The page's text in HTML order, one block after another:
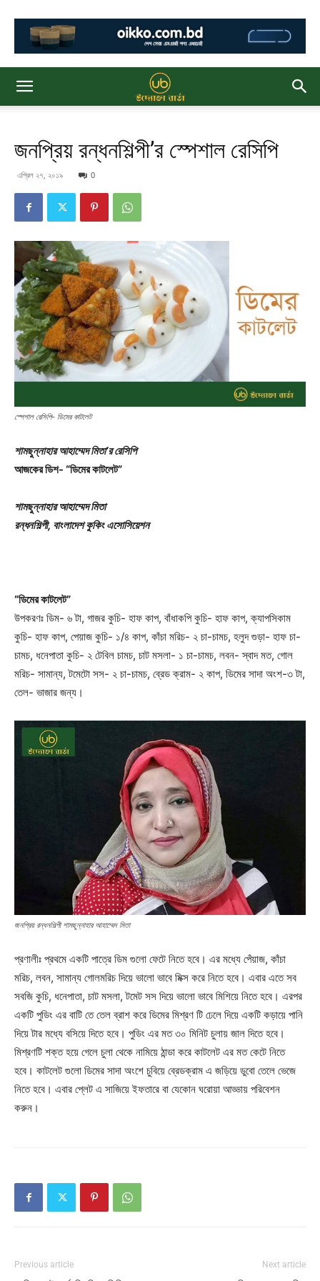
জনপ্রিয় রন্ধনশিল্পী’র স্পেশাল রেসিপি
এপ্রিল ২৭, ২০১৯ 0
স্পেশাল রেসিপি- ডিমের কাটলেট
শামছুন্নাহার আহাম্মেদ মিতা’র রেসিপি
আজকের ডিশ- “ডিমের কাটলেট”
শামছুন্নাহার আহাম্মেদ মিতা
রন্ধনশিল্পী, বাংলাদেশ কুকিং এসোসিয়েশন
“ডিমের কাটলেট”
উপকরণঃ ডিম- ৬ টা, গাজর কুচি- হাফ কাপ, বাঁধাকপি কুচি- হাফ কাপ, ক্যাপসিকাম
কুচি- হাফ কাপ, পেয়াজ কুচি- ১/৪ কাপ, কাঁচা মরিচ- ২ চা-চামচ, হলুদ গুড়া- হাফ চা-
চামচ, ধনেপাতা কুচি- ২ টেবিল চামচ, চাট মসলা- ১ চা-চামচ, লবন- স্বাদ মত, গোল
মরিচ- সামান্য, টমেটো সস- ২ চা-চামচ, ব্রেড ক্রাম- ২ কাপ, ডিমের সাদা অংশ-৩ টা,
তেল- ভাজার জন্য।
জনপ্রিয় রন্ধনশিল্পী শামছুন্নাহার আহাম্মেদ মিতা
প্রণালীঃ প্রথমে একটি পাত্রে ডিম গুলো ফেটে নিতে হবে। এর মধ্যে পেঁয়াজ, কাঁচা
মরিচ, লবন, সামান্য গোলমরিচ দিয়ে ভালো ভাবে মিক্স করে নিতে হবে। এবার এতে সব
সবজি কুচি, ধনেপাতা, চাট মসলা, টমেট সস দিয়ে ভালো ভাবে মিশিয়ে নিতে হবে। এরপর
একটি পুডিং এর বাটি তে তেল ব্রাশ করে ডিমের মিশ্রণ টি ঢেলে দিয়ে একটি কড়ায়ে পানি
দিয়ে টার মধ্যে বসিয়ে দিতে হবে। পুডিং এর মত ৩০ মিনিট চুলায় জাল দিতে হবে।
মিশ্রণটি শক্ত হয়ে গেলে চুলা থেকে নামিয়ে ঠান্ডা করে কাটলেট এর মত কেটে নিতে
হবে। কাটলেট গুলো ডিমের সাদা অংশে চুবিয়ে ব্রেডক্রাম এ জড়িয়ে ডুবো তেলে ভেজে
নিতে হবে। এবার প্লেট এ সাজিয়ে ইফতারে বা যেকোন ঘরোয়া আড্ডায় পরিবেশন
করুন।
Previous article Next article